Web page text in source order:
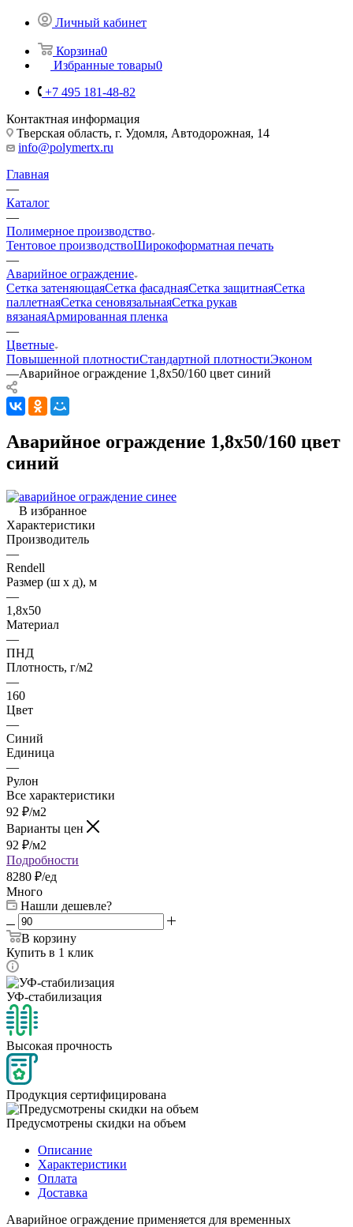
Личный кабинет
Корзина0
Избранные товары0
+7 495 181-48-82
Контактная информация
Тверская область, г. Удомля, Автодорожная, 14
info@polymertx.ru
Главная
—
Каталог
—
Полимерное производство
Тентовое производствоШирокоформатная печать
—
Аварийное ограждение
Сетка затеняющаяСетка фасаднаяСетка защитнаяСетка
паллетнаяСетка сеновязальнаяСетка рукав
вязанаяАрмированная пленка
—
Цветные
Повышенной плотностиСтандартной плотностиЭконом
—Аварийное ограждение 1,8х50/160 цвет синий
Аварийное ограждение 1,8х50/160 цвет
синий
В избранное
Характеристики
Производитель
—
Rendell
Размер (ш х д), м
—
1,8х50
Материал
—
ПНД
Плотность, г/м2
—
160
Цвет
—
Синий
Единица
—
Рулон
Все характеристики
92 ₽/м2
Варианты цен
92 ₽/м2
Подробности
8280 ₽/ед
Много
Нашли дешевле?
В корзину
Купить в 1 клик
УФ-стабилизация
Высокая прочность
Продукция сертифицирована
Предусмотрены скидки на объем
Описание
Характеристики
Оплата
Доставка
Аварийное ограждение применяется для временных